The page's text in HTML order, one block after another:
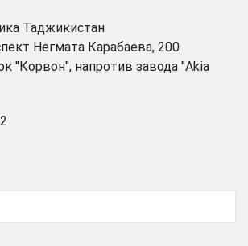
Таджикистан
Негмата Карабаева, 200
"Корвон", напротив завода "Akia